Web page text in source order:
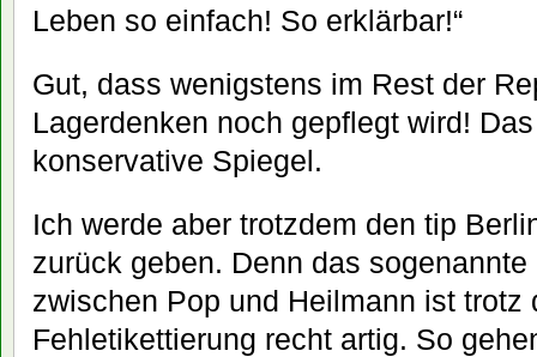
Leben so einfach! So erklärbar!“
Gut, dass wenigstens im Rest der
Lagerdenken noch gepflegt wird!
konservative Spiegel.
Ich werde aber trotzdem den tip
zurück geben. Denn das sogenannte
zwischen Pop und Heilmann ist trotz
Fehletikettierung recht artig. So